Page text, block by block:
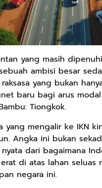
yang masih
ambisi besar
raksasa yang bukan
baru bagi arus
Tiongkok.
yang mengalir ke IKN
Angka ini bukan
dari bagaimana
di atas lahan
negara ini.